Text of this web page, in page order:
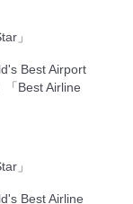
」
Best Airport
「Best Airline
」
Best Airline